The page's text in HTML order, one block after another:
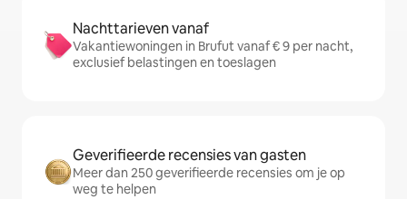
Nachttarieven vanaf
Vakantiewoningen in Brufut vanaf € 9 per nacht,
exclusief belastingen en toeslagen
Geverifieerde recensies van gasten
Meer dan 250 geverifieerde recensies om je op
weg te helpen